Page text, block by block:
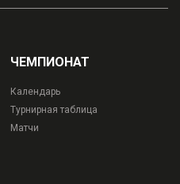
ЧЕМПИОНАТ
Календарь
Турнирная таблица
Матчи